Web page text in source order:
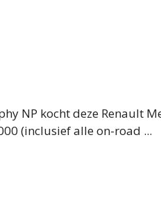
NP kocht deze Renault
(inclusief alle on-road ...